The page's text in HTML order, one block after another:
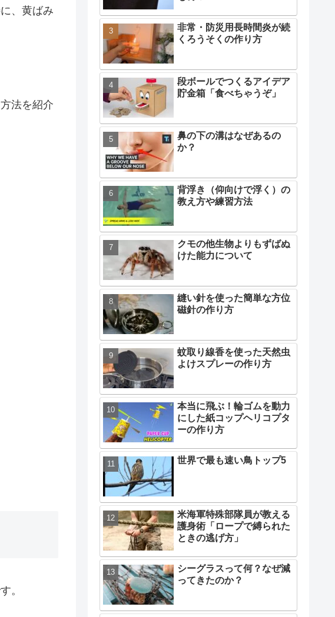
、黄ばみ
法を紹介
。
非常・防災用長時間炎が続
くろうそくの作り方
段ボールでつくるアイデア
貯金箱「食べちゃうぞ」
鼻の下の溝はなぜあるの
か？
背浮き（仰向けで浮く）の
教え方や練習方法
クモの他生物よりもずばぬ
けた能力について
縫い針を使った簡単な方位
磁針の作り方
蚊取り線香を使った天然虫
よけスプレーの作り方
本当に飛ぶ！輪ゴムを動力
にした紙コップヘリコプタ
ーの作り方
世界で最も速い鳥トップ5
米海軍特殊部隊員が教える
護身術「ロープで縛られた
ときの逃げ方」
シーグラスって何？なぜ減
ってきたのか？